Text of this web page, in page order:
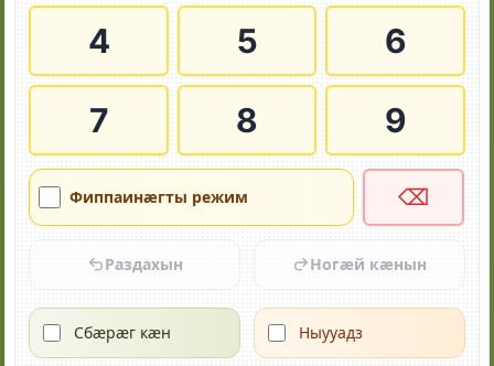
4
5
6
7
8 9
Фиппаинӕгты режим ⌫
Раздахын Ногӕй кӕнын
Сбӕрӕг кӕн Ныууадз